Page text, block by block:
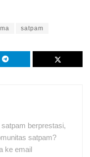
satpam
berprestasi,
satpam?
ke email